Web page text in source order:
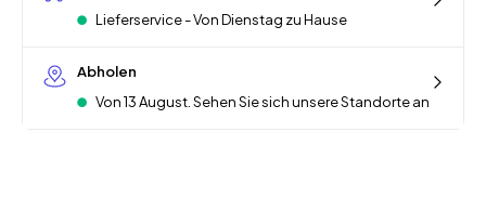
Lieferservice - Von Dienstag zu Hause
Abholen
Von 13 August. Sehen Sie sich unsere Standorte an